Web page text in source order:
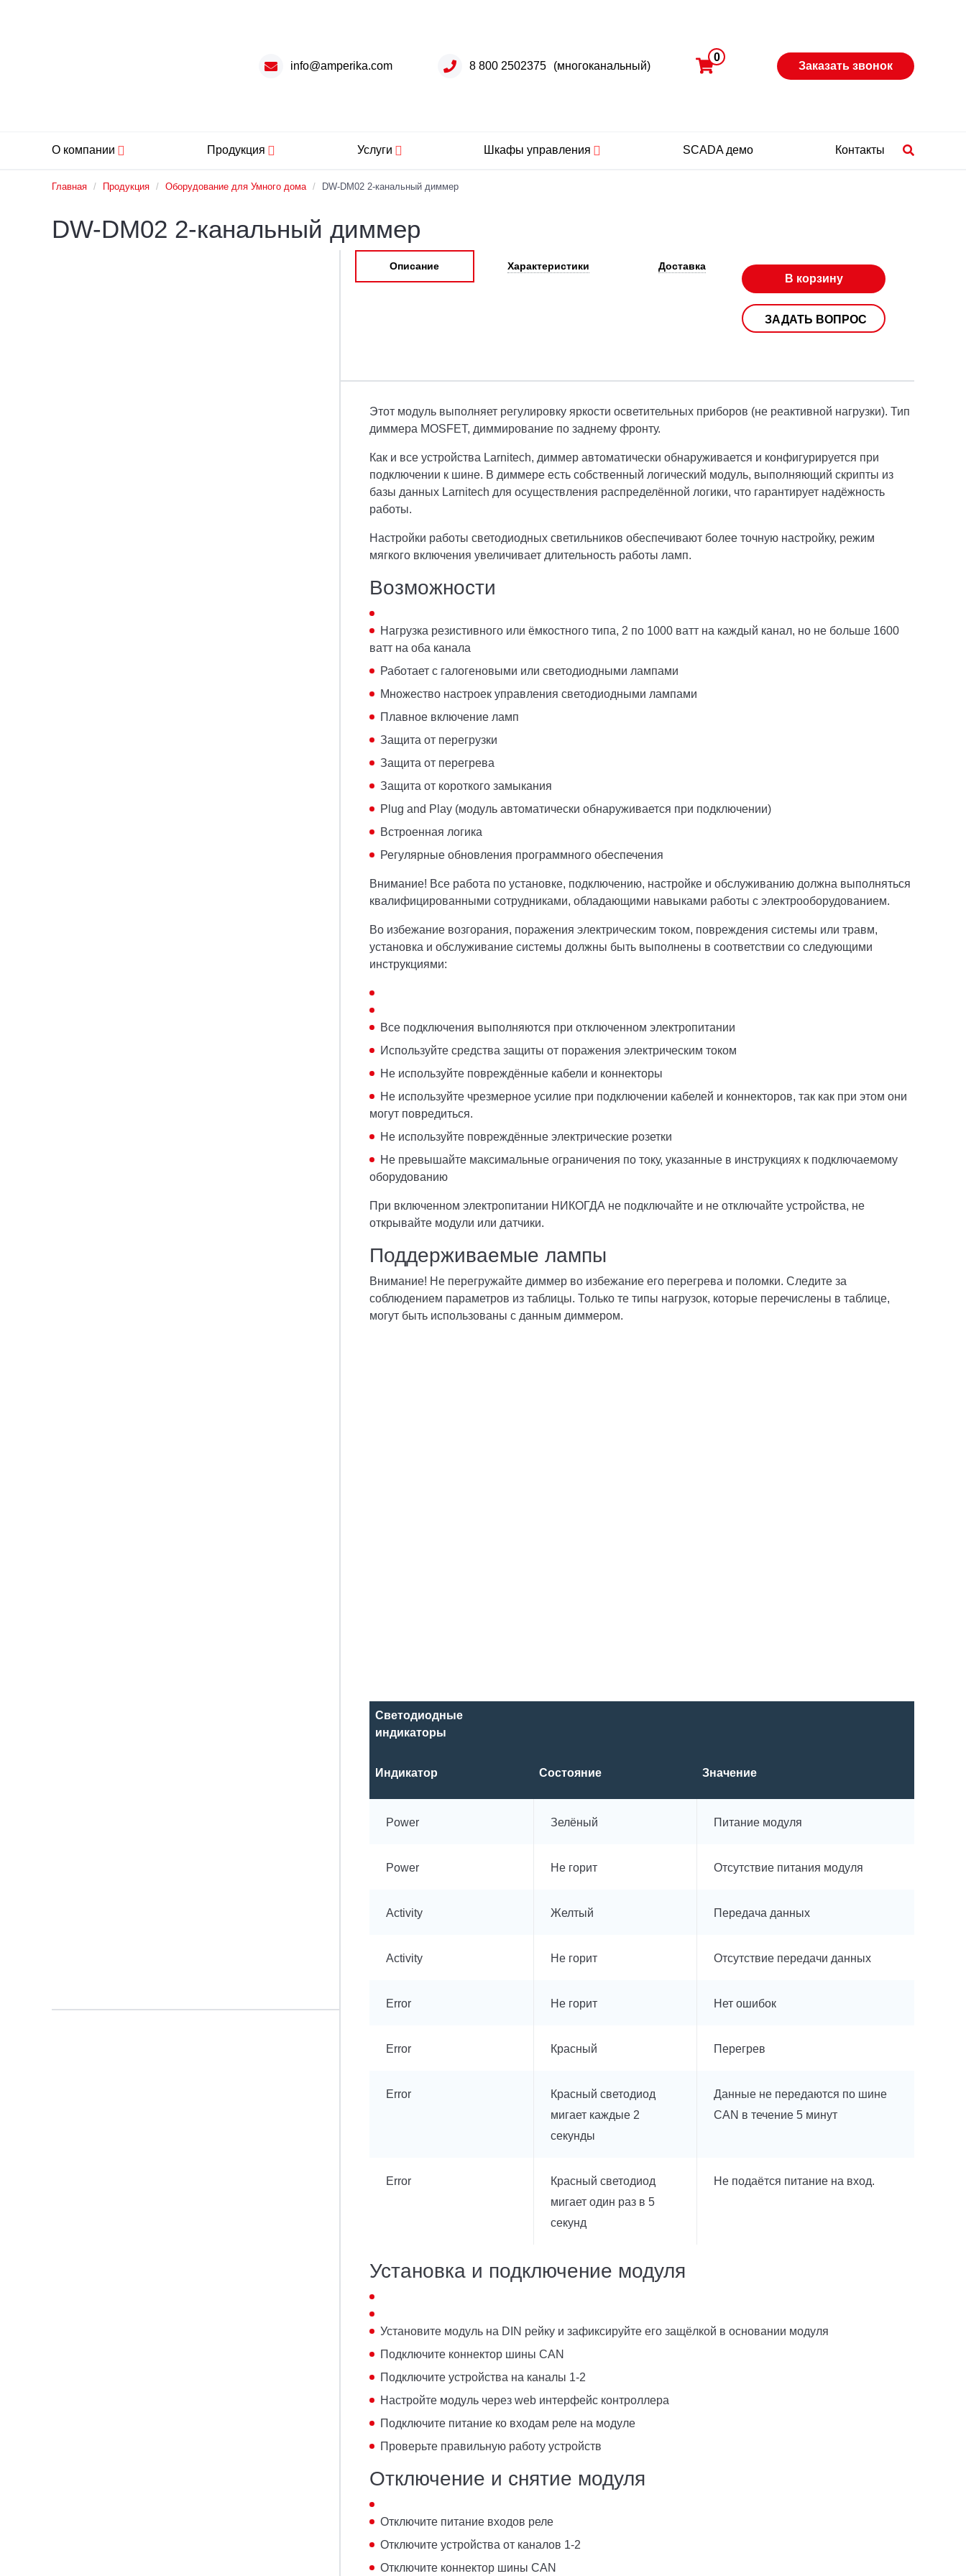
info@amperika.com 8 800 2502375 (многоканальный)
0
Заказать звонок
О компании Продукция Услуги Шкафы управления SCADA демо Контакты
Главная / Продукция / Оборудование для Умного дома / DW-DM02 2-канальный диммер
DW-DM02 2-канальный диммер
Описание Характеристики Доставка
В корзину
ЗАДАТЬ ВОПРОС
Этот модуль выполняет регулировку яркости осветительных приборов (не реактивной нагрузки). Тип
диммера MOSFET, диммирование по заднему фронту.
Как и все устройства Larnitech, диммер автоматически обнаруживается и конфигурируется при
подключении к шине. В диммере есть собственный логический модуль, выполняющий скрипты из
базы данных Larnitech для осуществления распределённой логики, что гарантирует надёжность
работы.
Настройки работы светодиодных светильников обеспечивают более точную настройку, режим
мягкого включения увеличивает длительность работы ламп.
Возможности
Нагрузка резистивного или ёмкостного типа, 2 по 1000 ватт на каждый канал, но не больше 1600
ватт на оба канала
Работает с галогеновыми или светодиодными лампами
Множество настроек управления светодиодными лампами
Плавное включение ламп
Защита от перегрузки
Защита от перегрева
Защита от короткого замыкания
Plug and Play (модуль автоматически обнаруживается при подключении)
Встроенная логика
Регулярные обновления программного обеспечения
Внимание! Все работа по установке, подключению, настройке и обслуживанию должна выполняться
квалифицированными сотрудниками, обладающими навыками работы с электрооборудованием.
Во избежание возгорания, поражения электрическим током, повреждения системы или травм,
установка и обслуживание системы должны быть выполнены в соответствии со следующими
инструкциями:
Все подключения выполняются при отключенном электропитании
Используйте средства защиты от поражения электрическим током
Не используйте повреждённые кабели и коннекторы
Не используйте чрезмерное усилие при подключении кабелей и коннекторов, так как при этом они
могут повредиться.
Не используйте повреждённые электрические розетки
Не превышайте максимальные ограничения по току, указанные в инструкциях к подключаемому
оборудованию
При включенном электропитании НИКОГДА не подключайте и не отключайте устройства, не
открывайте модули или датчики.
Поддерживаемые лампы
Внимание! Не перегружайте диммер во избежание его перегрева и поломки. Следите за
соблюдением параметров из таблицы. Только те типы нагрузок, которые перечислены в таблице,
могут быть использованы с данным диммером.
Светодиодные
индикаторы
Индикатор Состояние Значение
Power Зелёный Питание модуля
Power Не горит Отсутствие питания модуля
Activity Желтый Передача данных
Activity Не горит Отсутствие передачи данных
Error Не горит Нет ошибок
Error Красный Перегрев
Error
Красный светодиод
мигает каждые 2
секунды
Данные не передаются по шине
CAN в течение 5 минут
Error
Красный светодиод
мигает один раз в 5
секунд
Не подаётся питание на вход.
Установка и подключение модуля
Установите модуль на DIN рейку и зафиксируйте его защёлкой в основании модуля
Подключите коннектор шины CAN
Подключите устройства на каналы 1-2
Настройте модуль через web интерфейс контроллера
Подключите питание ко входам реле на модуле
Проверьте правильную работу устройств
Отключение и снятие модуля
Отключите питание входов реле
Отключите устройства от каналов 1-2
Отключите коннектор шины CAN